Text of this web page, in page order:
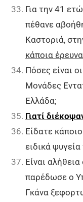
Για την 41
πέθανε
Καστοριά,
κάποια έρευνα
Πόσες είναι
Μονάδες
Ελλάδα;
Γιατί
Είδατε
ειδικά
Είναι
παρέδωσε ο
Γκάνα